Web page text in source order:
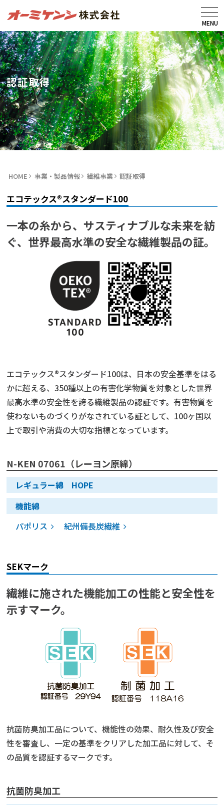
MENU
認証取得
HOME 事業・製品情報 繊維事業 認証取得
エコテックス®スタンダード100
一本の糸から、サスティナブルな未来を紡
ぐ、 世界最高水準の安全な繊維製品の証。
エコテックス®スタンダード100は、日本の安全基準をはる
かに超える、350種以上の有害化学物質を対象とした世界
最高水準の安全性を誇る繊維製品の認証です。有害物質を
使わないものづくりがなされている証として、100ヶ国以
上で取引や消費の大切な指標となっています。
N-KEN 07061（レーヨン原綿）
レギュラー綿 HOPE
機能綿
パポリス
紀州備長炭繊維
SEKマーク
繊維に施された機能加工の性能と安全性を
示すマーク。
抗菌防臭加工品について、機能性の効果、耐久性及び安全
性を審査し、一定の基準をクリアした加工品に対して、そ
の品質を認証するマークです。
抗菌防臭加工